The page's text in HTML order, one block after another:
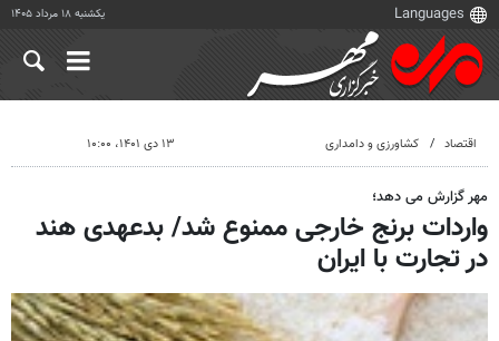
یکشنبه ۱۸ مرداد ۱۴۰۵
اقتصاد کشاورزی و دامداری ۱۳ دی ۱۴۰۱، ۱۰:۰۰
مهر گزارش می دهد؛
واردات برنج خارجی ممنوع شد/ بدعهدی هند
در تجارت با ایران